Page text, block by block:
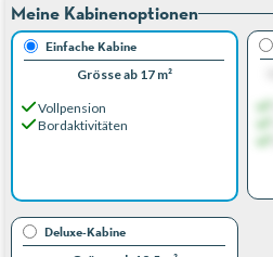
Meine Kabinenoptionen
Einfache Kabine
Grösse ab 17 m²
Vollpension
Bordaktivitäten
Deluxe-Kabine